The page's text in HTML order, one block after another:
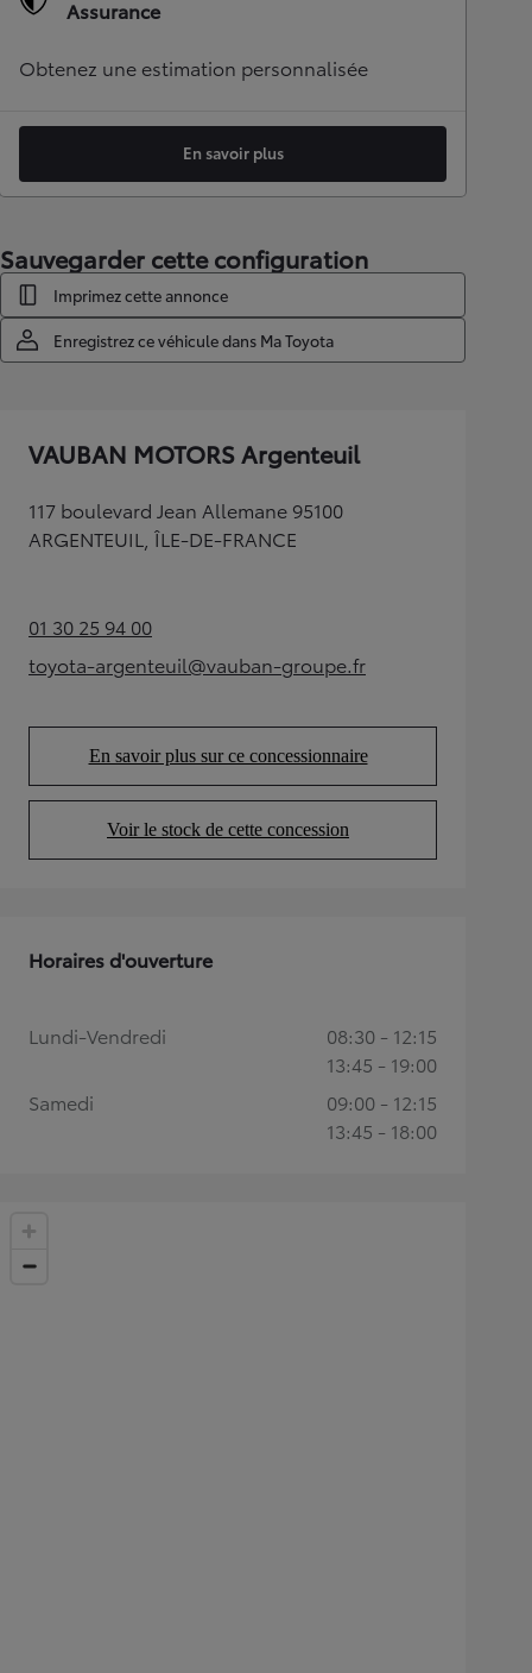
Assurance
Obtenez une estimation personnalisée
En savoir plus
Sauvegarder cette configuration
Imprimez cette annonce
Enregistrez ce véhicule dans Ma Toyota
VAUBAN MOTORS Argenteuil
117 boulevard Jean Allemane 95100
ARGENTEUIL, ÎLE-DE-FRANCE
01 30 25 94 00
toyota-argenteuil@vauban-groupe.fr
(Opens in new tab)
En savoir plus sur ce concessionnaire
Voir le stock de cette concession
Horaires d'ouverture
Lundi-Vendredi
08:30 - 12:15
13:45 - 19:00
Samedi
09:00 - 12:15
13:45 - 18:00